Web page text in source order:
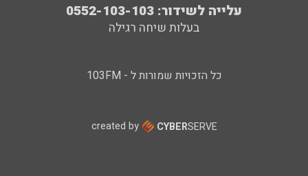
עלייה לשידור: 0552-103-103
בעלות שיחה רגילה
כל הזכויות שמורות ל - 103FM
created by CYBERSERVE